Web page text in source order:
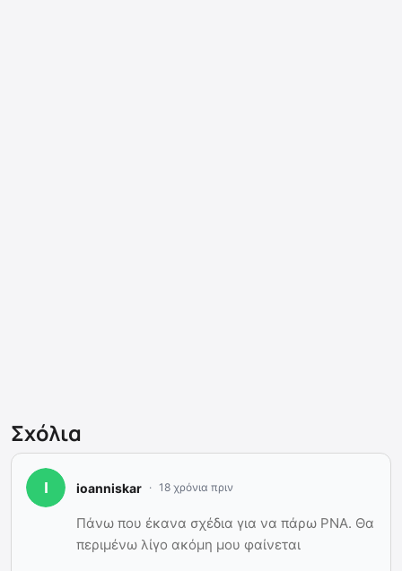
Σχόλια
ioanniskar 18 χρόνια πριν
Πάνω που έκανα σχέδια για να πάρω PNA. Θα
περιμένω λίγο ακόμη μου φαίνεται